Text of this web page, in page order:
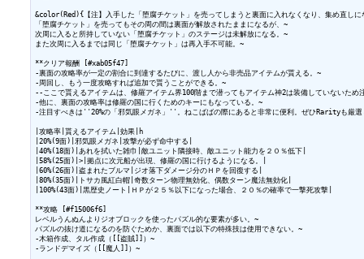
&color(Red){【注】入手した「堕腐チケット」を売ってしまうと裏面に入れなくなり、集め直し
「堕腐チケット」を売ってもその周の間は裏面が解放されたままになるが、~
次周に入ると所持していない「堕腐チケット」のステージは未解放になる。~
また次周に入るまでは同じ「堕腐チケット」は再入手不可能。~
**クリア報酬 [#xab05f47]
-裏面の攻略率が一定の割合に到達するたびに、渡し人から非売品アイテムが貰える。~
-周回し、もう一度攻略すれば追加で貰うことができる。~
--ここで貰えるアイテムは、修羅アイテム界100階まで潜ってもアイテム神2は装備していないため
-他に、裏面の攻略率は修羅の国に行くためのキーにもなっている。~
-注目すべきは''20%の「邪気眼メガネ」''。ねこばばの際にあると非常に便利。ぜひRarityも厳選
|攻略率|貰えるアイテム|効果|h
|20%(9面)|邪気眼メガネ|攻撃が必ず命中する|
|40%(18面)|あれを拭いた雑巾|敵ユニット隣接時、敵ユニット能力を２０％低下|
|58%(25面)|>|拠点に次元船が出現、修羅の国に行けるようになる。|
|60%(26面)|盗まれたブルマ|ジオ落下ダメージ分のＨＰを回復する|
|80%(35面)|トサカ風紅白帽|奇数ターン物理無効化、偶数ターン魔法無効化|
|100%(43面)|黒歴史ノート|ＨＰが２５％以下になった場合、２０％の確率で一撃死攻撃|
**攻略 [#f15006f6]
レベルうんぬんよりジオブロックを使ったパズル的な要素が多い。~
パズルの抜け道になるのを防ぐためか、裏面では以下の特殊技は使用できない。~
-木箱作成、タル作成（[[盗賊]]）~
-ランドデマイズ（[[魔人]]）~